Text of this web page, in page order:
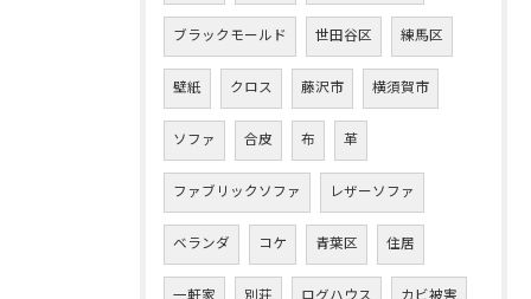
ブラックモールド 世田谷区 練馬区
壁紙 クロス 藤沢市 横須賀市
ソファ 合皮 布 革
ファブリックソファ レザーソファ
ベランダ コケ 青葉区 住居